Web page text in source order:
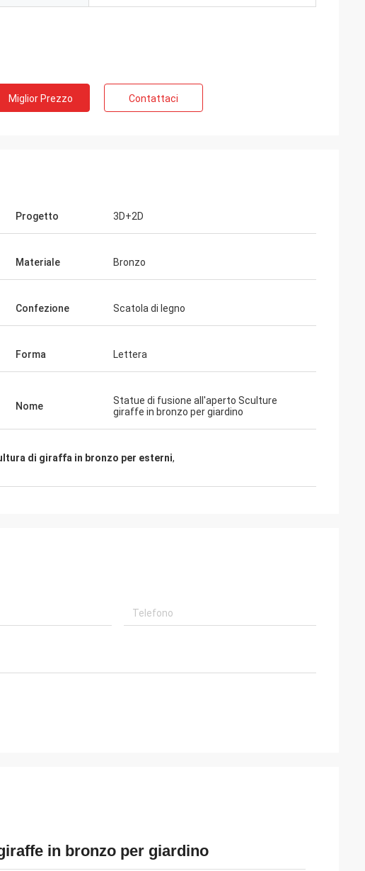
Miglior Prezzo Contattaci
Progetto 3D+2D
Materiale Bronzo
Confezione Scatola di legno
Forma Lettera
Nome
Statue di fusione all'aperto Sculture
giraffe in bronzo per giardino
di giraffa in bronzo per esterni,
in bronzo per giardino